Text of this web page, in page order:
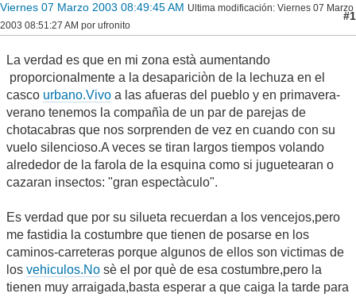
Viernes 07 Marzo 2003 08:49:45 AM Ultima modificación: Viernes 07 Marzo
2003 08:51:27 AM por ufronito
#1
La verdad es que en mi zona està aumentando
proporcionalmente a la desapariciòn de la lechuza en el
casco urbano.Vivo a las afueras del pueblo y en primavera-
verano tenemos la compañìa de un par de parejas de
chotacabras que nos sorprenden de vez en cuando con su
vuelo silencioso.A veces se tiran largos tiempos volando
alrededor de la farola de la esquina como si juguetearan o
cazaran insectos: "gran espectàculo".
Es verdad que por su silueta recuerdan a los vencejos,pero
me fastidia la costumbre que tienen de posarse en los
caminos-carreteras porque algunos de ellos son victimas de
los vehiculos.No sè el por què de esa costumbre,pero la
tienen muy arraigada,basta esperar a que caiga la tarde para